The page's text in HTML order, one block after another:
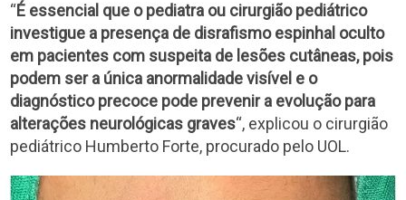
“É essencial que o pediatra ou cirurgião pediátrico
investigue a presença de disrafismo espinhal oculto
em pacientes com suspeita de lesões cutâneas, pois
podem ser a única anormalidade visível e o
diagnóstico precoce pode prevenir a evolução para
alterações neurológicas graves“, explicou o cirurgião
pediátrico Humberto Forte, procurado pelo UOL.